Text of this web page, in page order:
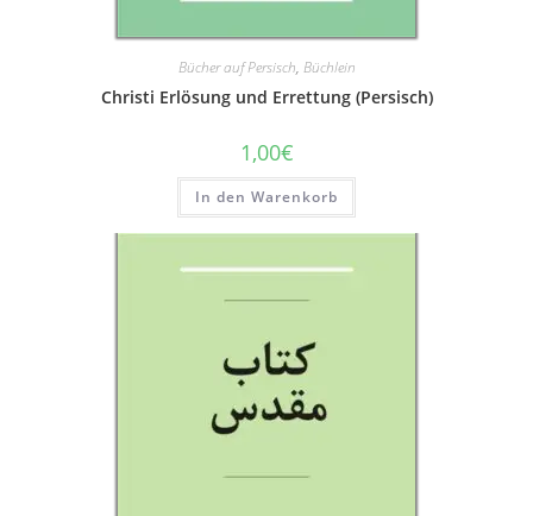
Bücher auf Persisch, Büchlein
Christi Erlösung und Errettung (Persisch)
1,00€
In den Warenkorb